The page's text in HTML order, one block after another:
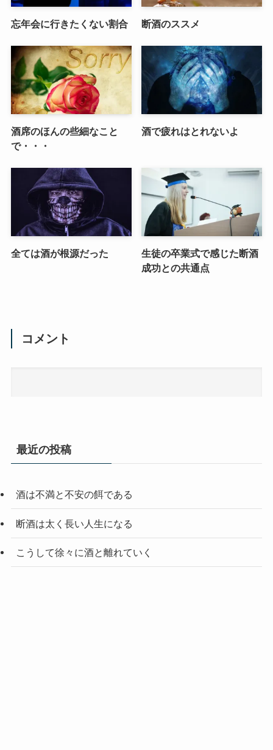
忘年会に行きたくない割合 断酒のススメ
酒席のほんの些細なこと
で・・・
酒で疲れはとれないよ
全ては酒が根源だった
生徒の卒業式で感じた断酒
成功との共通点
コメント
最近の投稿
酒は不満と不安の餌である
断酒は太く長い人生になる
こうして徐々に酒と離れていく